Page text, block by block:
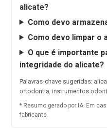
alicate?
Como devo
Como devo limpar o
O que é importante
integridade do alicate?
Palavras-chave sugeridas:
ortodontia, instrumentos
* Resumo gerado por IA. Em
fabricante.